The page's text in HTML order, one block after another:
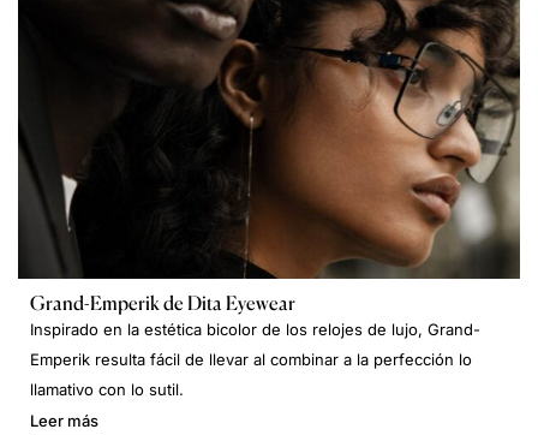
Grand-Emperik de Dita Eyewear
Inspirado en la estética bicolor de los relojes de lujo, Grand-
Emperik resulta fácil de llevar al combinar a la perfección lo
llamativo con lo sutil.
Leer más